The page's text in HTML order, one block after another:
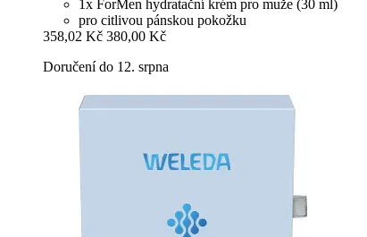
1x ForMen hydratační krém pro muže (30 ml)
pro citlivou pánskou pokožku
358,02 Kč 380,00 Kč
Doručení do 12. srpna